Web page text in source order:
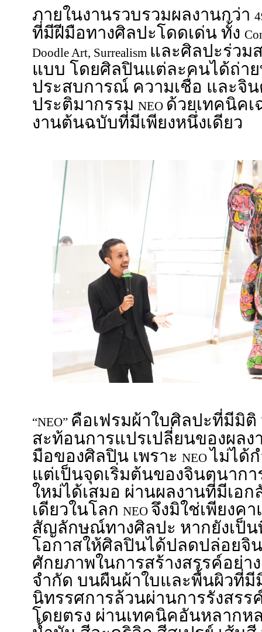
ภายในงานรวบรวมผลงานกว่า
ที่มีฝีมือทางศิลปะโดดเด่น ทั้ง
Doodle Art, Surrealism และศิลปะร่วม
แบบ โดยศิลปินแต่ละคนได้ถ่าย
ประสบการณ์ ความเชื่อ และจิ
ประติมากรรม NEO ด้วยเทคนิคเ
งานต้นฉบับที่มีเพียงหนึ่งเดียว
“NEO” คือเฟรมผ้าใบศิลปะที่มีมิ
สะท้อนการแปรเปลี่ยนของผลง
มือของศิลปิน เพราะ NEO ไม่ได้
แต่เป็นจุดเริ่มต้นของจินตนาก
ใหม่ได้เสมอ ผ่านผลงานที่มีเอ
เดียวในโลก NEO จึงมิใช่เพียงค
สัญลักษณ์ทางศิลปะ หากยังเป็น
โอกาสให้ศิลปินได้ปลดปล่อยจิ
ศักยภาพในการสร้างสรรค์อย่า
จำกัด บนผืนผ้าใบและพื้นผิวที่
นิทรรศการล้วนผ่านการรังสร
โดยตรง ผ่านเทคนิคอันหลากห